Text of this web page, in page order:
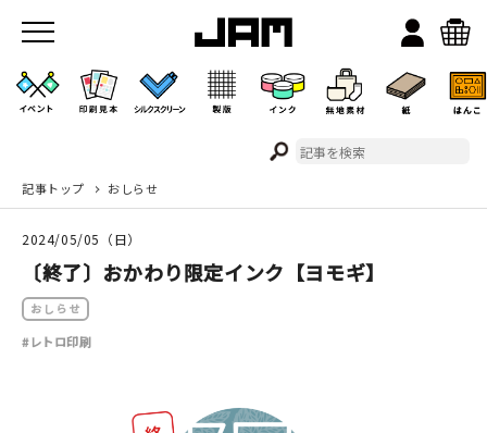
JAMのこと
お店/ワークスペース
記事トップ おしらせ
2024/05/05（日）
〔終了〕おかわり限定インク【ヨモギ】
おしらせ
#レトロ印刷